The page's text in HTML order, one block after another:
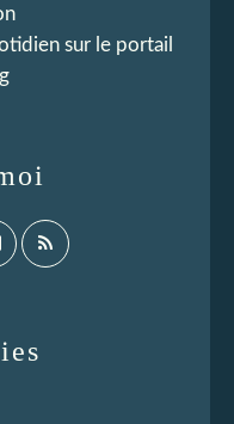
sur le portail